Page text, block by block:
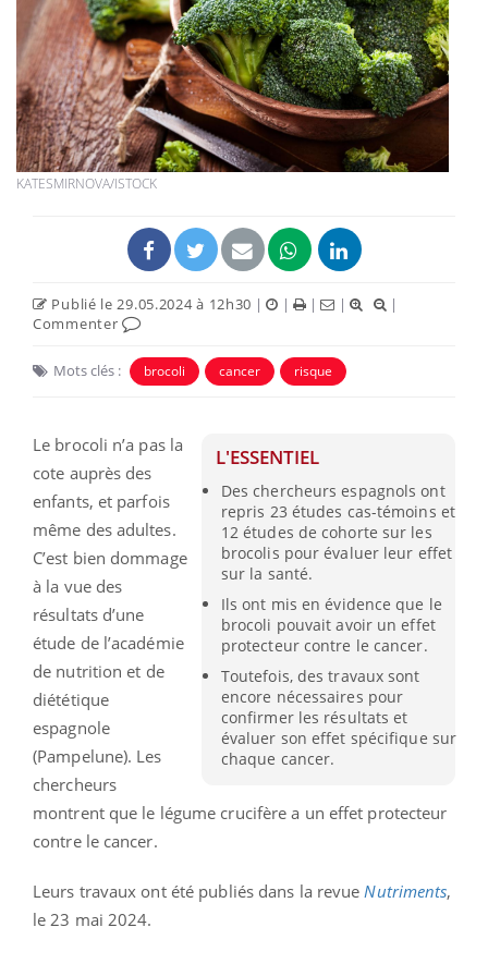
KATESMIRNOVA/ISTOCK
Publié le 29.05.2024 à 12h30 | | | |
|
Commenter
Mots clés : brocoli cancer risque
L'ESSENTIEL
Des chercheurs espagnols ont
repris 23 études cas-témoins et
12 études de cohorte sur les
brocolis pour évaluer leur effet
sur la santé.
Ils ont mis en évidence que le
brocoli pouvait avoir un effet
protecteur contre le cancer.
Toutefois, des travaux sont
encore nécessaires pour
confirmer les résultats et
évaluer son effet spécifique sur
chaque cancer.
Le brocoli n’a pas la
cote auprès des
enfants, et parfois
même des adultes.
C’est bien dommage
à la vue des
résultats d’une
étude de l’académie
de nutrition et de
diététique
espagnole
(Pampelune). Les
chercheurs
montrent que le légume crucifère a un effet protecteur
contre le cancer.
Leurs travaux ont été publiés dans la revue Nutriments,
le 23 mai 2024.